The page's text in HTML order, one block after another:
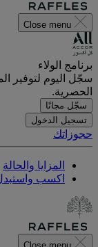
Close menu
برنامج الولاء
سجّل اليوم لتوفير
الحصرية.
سجّل مجانًا
تسجيل الدخول
حجوزاتك
المزايا والحالة
اكسب